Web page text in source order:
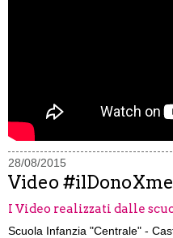
28/08/2015
Video
I Video realizzati dalle
Scuola Infanzia "Centrale" -